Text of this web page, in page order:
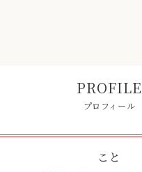
PROFILE
プロフィール
こと